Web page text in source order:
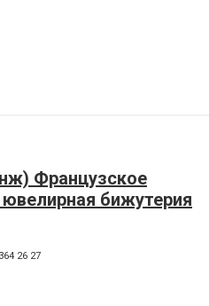
Французское
бижутерия
26 27